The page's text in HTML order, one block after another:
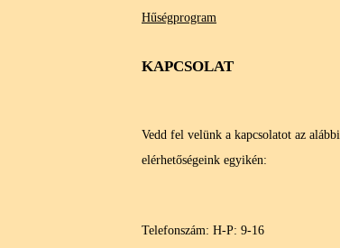
Hűségprogram
KAPCSOLAT
Vedd fel velünk a kapcsolatot az alábbi
elérhetőségeink egyikén:
Telefonszám: H-P: 9-16